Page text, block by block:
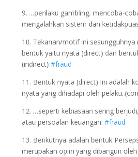
9. …perilaku gambling, mencoba-
mengalahkan sistem dan
10. Tekanan/motif ini sesungguhnya
bentuk yaitu nyata (direct) dan
(indirect) #fraud
11. Bentuk nyata (direct) ini adalah
nyata yang dihadapi oleh
12. …seperti kebiasaan sering
atau persoalan keuangan. #fraud
13. Berikutnya adalah bentuk
merupakan opini yang dibangun